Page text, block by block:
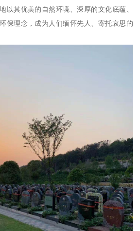
以其优美的自然环境、深厚的文化底蕴、
保理念，成为人们缅怀先人、寄托哀思的